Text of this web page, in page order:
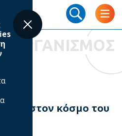
ΟΡΓΑΝΙΣΜΟΣ
σου στον κόσμο του